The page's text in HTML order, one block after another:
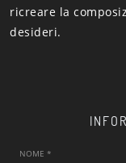
ricreare la
desideri.